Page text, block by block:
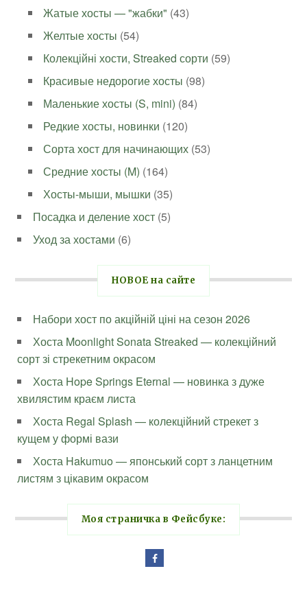
Жатые хосты — "жабки" (43)
Желтые хосты (54)
Колекційні хости, Streaked сорти (59)
Красивые недорогие хосты (98)
Маленькие хосты (S, mini) (84)
Редкие хосты, новинки (120)
Сорта хост для начинающих (53)
Средние хосты (M) (164)
Хосты-мыши, мышки (35)
Посадка и деление хост (5)
Уход за хостами (6)
НОВОЕ на сайте
Набори хост по акційній ціні на сезон 2026
Хоста Moonlight Sonata Streaked — колекційний
сорт зі стрекетним окрасом
Хоста Hope Springs Eternal — новинка з дуже
хвилястим краєм листа
Хоста Regal Splash — колекційний стрекет з
кущем у формі вази
Хоста Hakumuo — японський сорт з ланцетним
листям з цікавим окрасом
Моя страничка в Фейсбуке: